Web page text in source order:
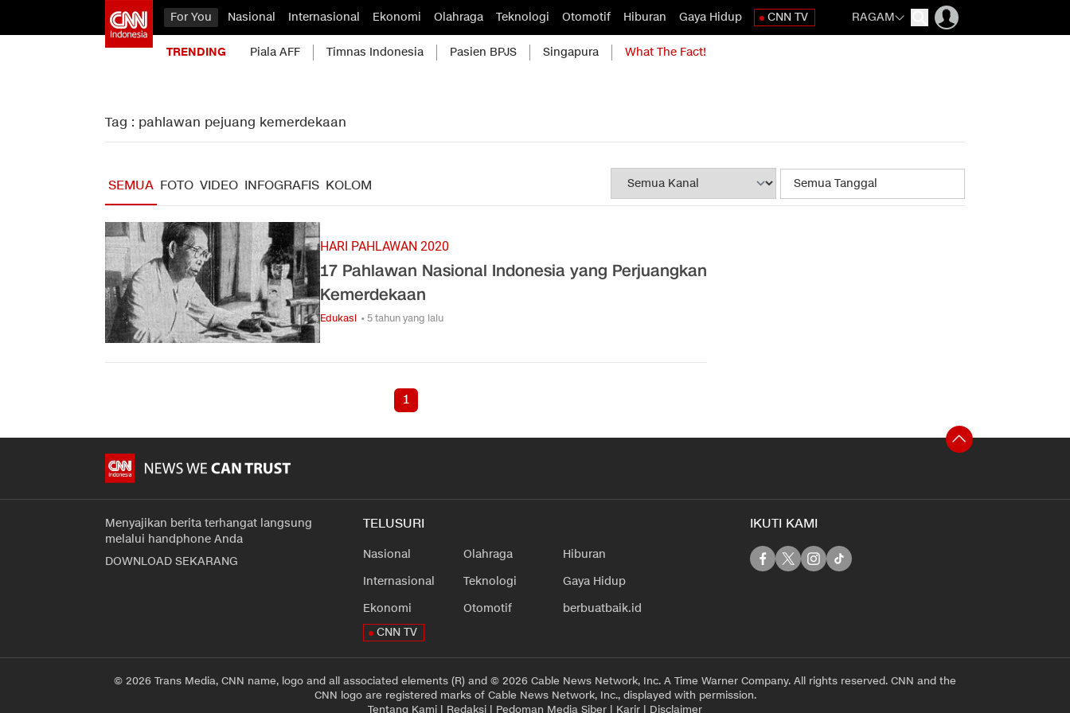
For You Nasional Internasional Ekonomi Olahraga Teknologi Otomotif Hiburan Gaya Hidup CNN TV RAGAM
TRENDING Piala AFF Timnas Indonesia Pasien BPJS Singapura What The Fact!
Tag : pahlawan pejuang kemerdekaan
SEMUA FOTO VIDEO INFOGRAFIS KOLOM
HARI PAHLAWAN 2020
17 Pahlawan Nasional Indonesia yang Perjuangkan
Kemerdekaan
Edukasi • 5 tahun yang lalu
1
Menyajikan berita terhangat langsung
melalui handphone Anda
DOWNLOAD SEKARANG
TELUSURI
Nasional
Internasional
Ekonomi
Olahraga
Teknologi
Otomotif
Hiburan
Gaya Hidup
berbuatbaik.id
CNN TV
IKUTI KAMI
© 2026 Trans Media, CNN name, logo and all associated elements (R) and © 2026 Cable News Network, Inc. A Time Warner Company. All rights reserved. CNN and the
CNN logo are registered marks of Cable News Network, Inc., displayed with permission.
Tentang Kami | Redaksi | Pedoman Media Siber | Karir | Disclaimer